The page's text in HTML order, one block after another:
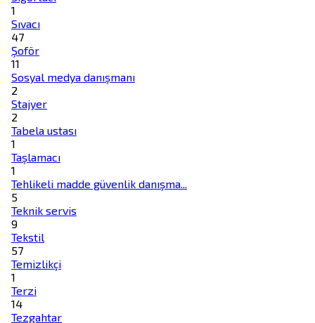
1
Sıvacı
47
Şoför
11
Sosyal medya danışmanı
2
Stajyer
2
Tabela ustası
1
Taşlamacı
1
Tehlikeli madde güvenlik danışma...
5
Teknik servis
9
Tekstil
57
Temizlikçi
1
Terzi
14
Tezgahtar